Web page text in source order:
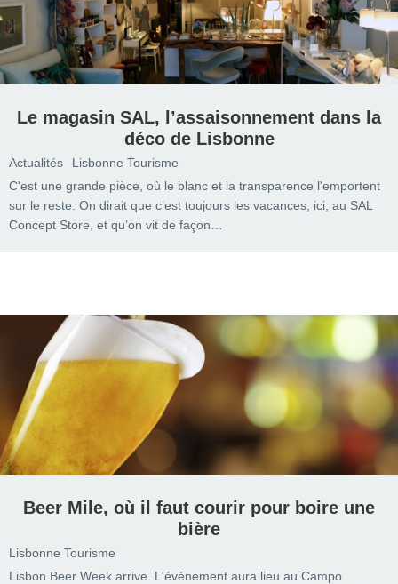
Le magasin SAL, l’assaisonnement dans la
déco de Lisbonne
Actualités
Lisbonne Tourisme
C'est une grande pièce, où le blanc et la transparence l'emportent
sur le reste. On dirait que c’est toujours les vacances, ici, au SAL
Concept Store, et qu’on vit de façon…
Beer Mile, où il faut courir pour boire une
bière
Lisbonne Tourisme
Lisbon Beer Week arrive. L'événement aura lieu au Campo